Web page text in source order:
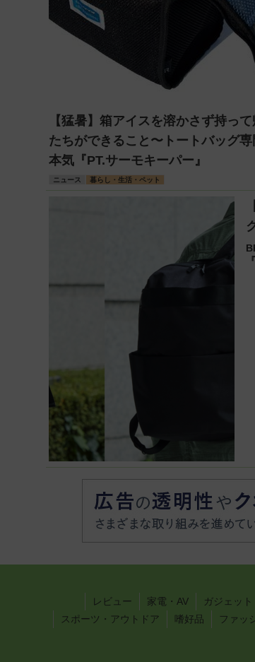
【猛暑】箱アイスを溶かさず持っ
たちができること〜トートバッグ
本気『PT.サーモキーパー』
ニュース 暮らし・生活・ペット
レビュー 家電・AV ガジェット
スポーツ・アウトドア
嗜好品 ファッ